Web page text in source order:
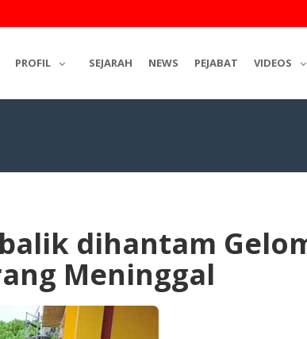
PROFIL SEJARAH NEWS PEJABAT VIDEOS
dihantam
Meninggal